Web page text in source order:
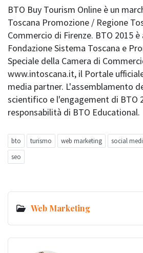
BTO Buy Tourism Online è un
Toscana Promozione / Regione
Commercio di Firenze. BTO 2015
Fondazione Sistema Toscana e
Speciale della Camera di
www.intoscana.it, il Portale
media partner. L'assemblamento
scientifico e l'engagement di BTO
responsabilità di BTO Educational.
bto turismo web marketing social
seo
Web Marketing